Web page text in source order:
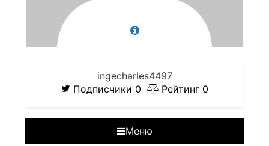
ingecharles4497
Подписчики 0 Рейтинг 0
Меню